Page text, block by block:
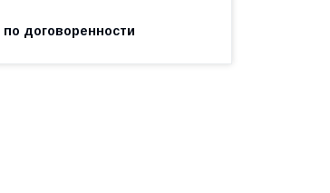
по договоренности